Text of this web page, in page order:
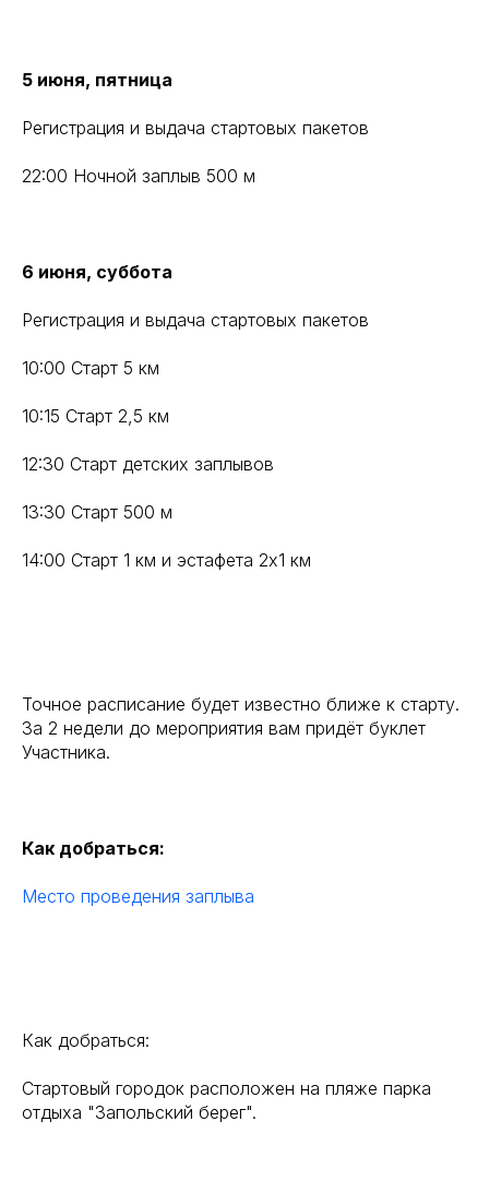
5 июня, пятница
Регистрация и выдача стартовых пакетов
22:00 Ночной заплыв 500 м
6 июня, суббота
Регистрация и выдача стартовых пакетов
10:00 Старт 5 км
10:15 Старт 2,5 км
12:30 Старт детских заплывов
13:30 Старт 500 м
14:00 Старт 1 км и эстафета 2х1 км
Точное расписание будет известно ближе к старту.
За 2 недели до мероприятия вам придёт буклет
Участника.
Как добраться:
Место проведения заплыва
Как добраться:
Стартовый городок расположен на пляже парка
отдыха "Запольский берег".